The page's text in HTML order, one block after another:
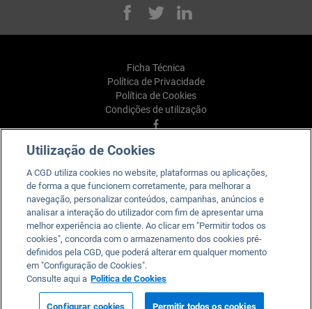
Facebook
Twitter
Ficha Técnica
Política de Privacidade
Política de Cookies
Condições de utilização
YouTube
Instagram
TikTok
Caixa. Para todos e para cada um.
Utilização de Cookies
A CGD utiliza cookies no website, plataformas ou aplicações,
de forma a que funcionem corretamente, para melhorar a
navegação, personalizar conteúdos, campanhas, anúncios e
analisar a interação do utilizador com fim de apresentar uma
melhor experiência ao cliente. Ao clicar em "Permitir todos os
cookies", concorda com o armazenamento dos cookies pré-
definidos pela CGD, que poderá alterar em qualquer momento
em "Configuração de Cookies".
Consulte aqui a Politica de Cookies
Configurar cookies Permitir todos os cookies